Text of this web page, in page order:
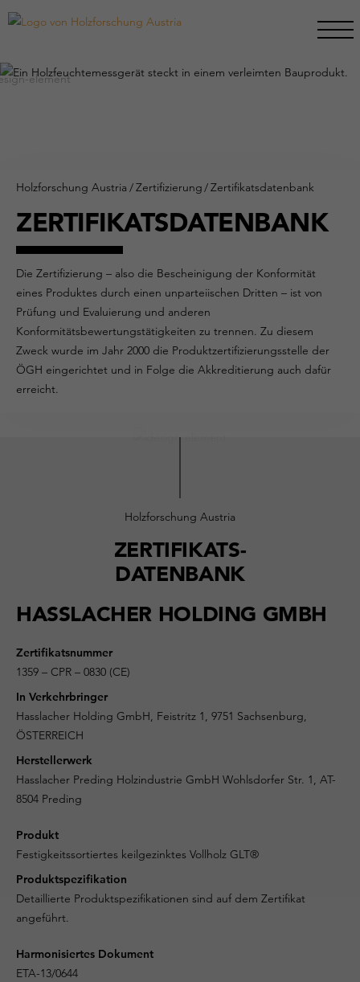
Holzforschung Austria /Zertifizierung/Zertifikatsdatenbank
ZERTIFIKATSDATENBANK
Die Zertifizierung – also die Bescheinigung der Konformität
eines Produktes durch einen unparteiischen Dritten – ist von
Prüfung und Evaluierung und anderen
Konformitätsbewertungstätigkeiten zu trennen. Zu diesem
Zweck wurde im Jahr 2000 die Produktzertifizierungsstelle der
ÖGH eingerichtet und in Folge die Akkreditierung auch dafür
erreicht.
Holzforschung Austria
ZERTIFIKATS-
DATENBANK
HASSLACHER HOLDING GMBH
Zertifikatsnummer
1359 – CPR – 0830 (CE)
In Verkehrbringer
Hasslacher Holding GmbH, Feistritz 1, 9751 Sachsenburg,
ÖSTERREICH
Herstellerwerk
Hasslacher Preding Holzindustrie GmbH Wohlsdorfer Str. 1, AT-
8504 Preding
Produkt
Festigkeitssortiertes keilgezinktes Vollholz GLT®
Produktspezifikation
Detaillierte Produktspezifikationen sind auf dem Zertifikat
angeführt.
Harmonisiertes Dokument
ETA-13/0644